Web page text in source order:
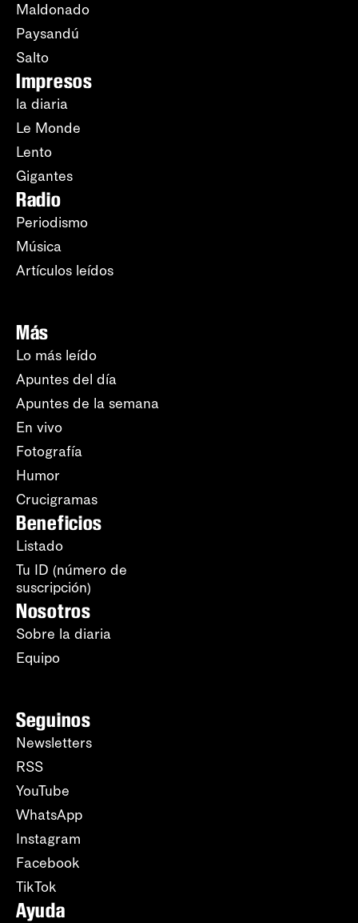
Maldonado
Paysandú
Salto
Impresos
la diaria
Le Monde
Lento
Gigantes
Radio
Periodismo
Música
Artículos leídos
Más
Lo más leído
Apuntes del día
Apuntes de la semana
En vivo
Fotografía
Humor
Crucigramas
Beneficios
Listado
Tu ID (número de
suscripción)
Nosotros
Sobre la diaria
Equipo
Seguinos
Newsletters
RSS
YouTube
WhatsApp
Instagram
Facebook
TikTok
Ayuda